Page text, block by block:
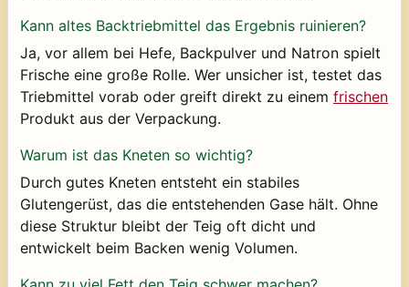
Kann altes Backtriebmittel das Ergebnis ruinieren?
Ja, vor allem bei Hefe, Backpulver und Natron spielt
Frische eine große Rolle. Wer unsicher ist, testet das
Triebmittel vorab oder greift direkt zu einem frischen
Produkt aus der Verpackung.
Warum ist das Kneten so wichtig?
Durch gutes Kneten entsteht ein stabiles
Glutengerüst, das die entstehenden Gase hält. Ohne
diese Struktur bleibt der Teig oft dicht und
entwickelt beim Backen wenig Volumen.